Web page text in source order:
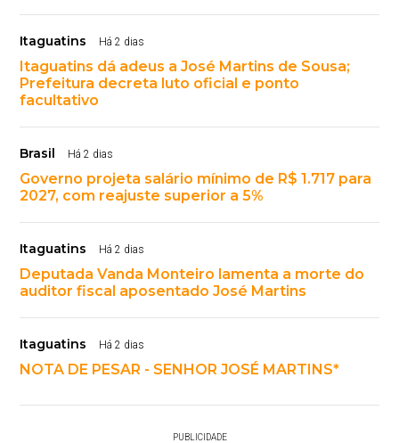
Itaguatins Há 2 dias
Itaguatins dá adeus a José Martins de Sousa;
Prefeitura decreta luto oficial e ponto
facultativo
Brasil Há 2 dias
Governo projeta salário mínimo de R$ 1.717 para
2027, com reajuste superior a 5%
Itaguatins Há 2 dias
Deputada Vanda Monteiro lamenta a morte do
auditor fiscal aposentado José Martins
Itaguatins Há 2 dias
NOTA DE PESAR - SENHOR JOSÉ MARTINS*
PUBLICIDADE